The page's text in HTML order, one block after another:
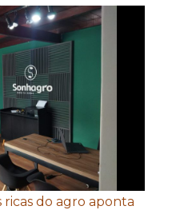
ricas do agro aponta